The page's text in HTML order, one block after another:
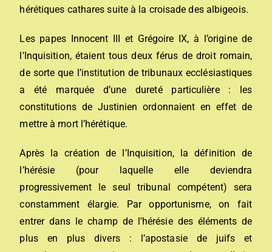
hérétiques cathares suite à la croisade des albigeois.
Les papes Innocent III et Grégoire IX, à l’origine de
l’Inquisition, étaient tous deux férus dedroit romain,
de sorte que l’institution de tribunaux ecclésiastiques
a été marquée d’une dureté particulière : les
constitutions de Justinien ordonnaient en effet de
mettre à mort l’hérétique.
Après la création de l’Inquisition, la définition de
l’hérésie (pour laquelle elle deviendra
progressivement le seul tribunal compétent) sera
constamment élargie. Par opportunisme, on fait
entrer dans le champ de l’hérésie des éléments de
plus en plus divers : l’apostasiede juifs et